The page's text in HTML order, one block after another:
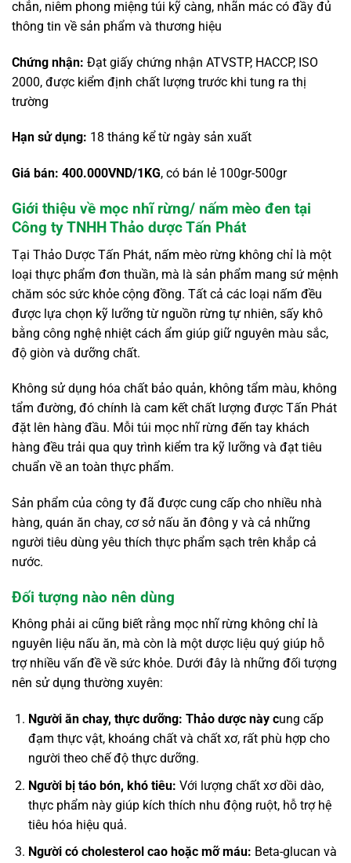
chắn, niêm phong miệng túi kỹ càng, nhãn mác có đầy đủ
thông tin về sản phẩm và thương hiệu
Chứng nhận: Đạt giấy chứng nhận ATVSTP, HACCP, ISO
2000, được kiểm định chất lượng trước khi tung ra thị
trường
Hạn sử dụng: 18 tháng kể từ ngày sản xuất
Giá bán: 400.000VND/1KG, có bán lẻ 100gr-500gr
Giới thiệu về mọc nhĩ rừng/ nấm mèo đen tại
Công ty TNHH Thảo dược Tấn Phát
Tại Thảo Dược Tấn Phát, nấm mèo rừng không chỉ là một
loại thực phẩm đơn thuần, mà là sản phẩm mang sứ mệnh
chăm sóc sức khỏe cộng đồng. Tất cả các loại nấm đều
được lựa chọn kỹ lưỡng từ nguồn rừng tự nhiên, sấy khô
bằng công nghệ nhiệt cách ẩm giúp giữ nguyên màu sắc,
độ giòn và dưỡng chất.
Không sử dụng hóa chất bảo quản, không tẩm màu, không
tẩm đường, đó chính là cam kết chất lượng được Tấn Phát
đặt lên hàng đầu. Mỗi túi mọc nhĩ rừng đến tay khách
hàng đều trải qua quy trình kiểm tra kỹ lưỡng và đạt tiêu
chuẩn về an toàn thực phẩm.
Sản phẩm của công ty đã được cung cấp cho nhiều nhà
hàng, quán ăn chay, cơ sở nấu ăn đông y và cả những
người tiêu dùng yêu thích thực phẩm sạch trên khắp cả
nước.
Đối tượng nào nên dùng
Không phải ai cũng biết rằng mọc nhĩ rừng không chỉ là
nguyên liệu nấu ăn, mà còn là một dược liệu quý giúp hỗ
trợ nhiều vấn đề về sức khỏe. Dưới đây là những đối tượng
nên sử dụng thường xuyên:
Người ăn chay, thực dưỡng: Thảo dược này cung cấp
đạm thực vật, khoáng chất và chất xơ, rất phù hợp cho
người theo chế độ thực dưỡng.
Người bị táo bón, khó tiêu: Với lượng chất xơ dồi dào,
thực phẩm này giúp kích thích nhu động ruột, hỗ trợ hệ
tiêu hóa hiệu quả.
Người có cholesterol cao hoặc mỡ máu: Beta-glucan và